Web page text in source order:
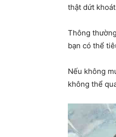
thật dứt
Thông
bạn có thể
Nếu không
không thể